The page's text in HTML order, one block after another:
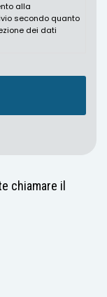
alla
secondo quanto
dei dati
chiamare il